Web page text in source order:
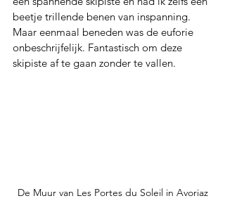
beetje trillende benen van inspanning.
Maar eenmaal beneden was de euforie
onbeschrijfelijk. Fantastisch om deze
skipiste af te gaan zonder te vallen.
De Muur van Les Portes du Soleil in Avoriaz